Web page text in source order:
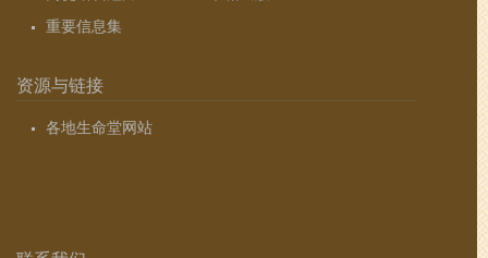
重要信息集
资源与链接
各地生命堂网站